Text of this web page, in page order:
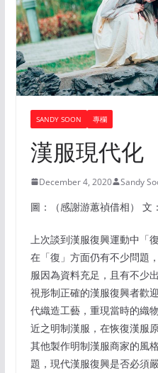
SANDY SOON 專欄
漢服現代化
December 4, 2020 Sandy
圖：（感謝游蕙禎借相） 文
上次談到漢服復興運動中「
在「復」方面仍有不少問題
服因為資料充足，且有不少
視形制正確的漢服復興者歡
代織造工藝，重現當時的織
近之明制漢服，在恢復漢服
其他製作明制漢服商家的風
題，現代漢服復興是否必須